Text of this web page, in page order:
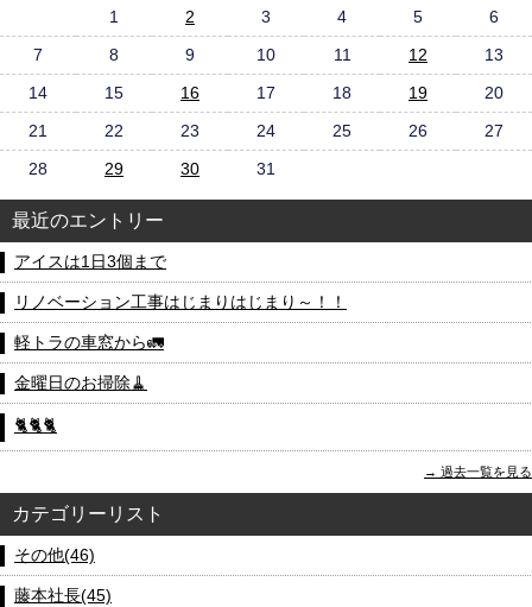
1 2 3 4 5
6
7
8 9 10 11 12
13
14
15 16 17 18 19
20
21
22 23 24 25 26
27
28
29 30 31
最近のエントリー
アイスは1日3個まで
リノベーション工事はじまりはじまり～！！
軽トラの車窓から🚛
金曜日のお掃除🧹
🐈🐈🐈
過去一覧を見る
カテゴリーリスト
その他(46)
藤本社長(45)